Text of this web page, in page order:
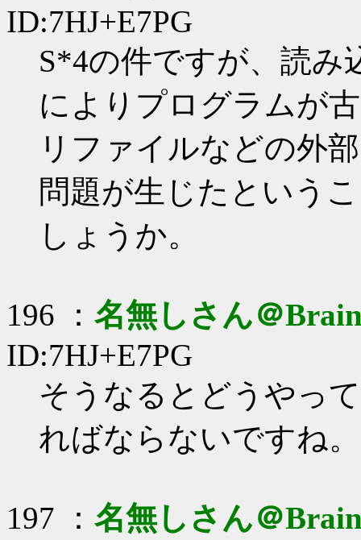
ID:7HJ+E7PG
S*4の件ですが、読み
によりプログラムが
リファイルなどの外
問題が生じたという
しょうか。
196 ： 名無しさん＠
ID:7HJ+E7PG
そうなるとどうやっ
ればならないですね
197 ： 名無しさん＠